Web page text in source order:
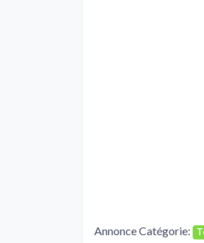
Annonce Catégorie: